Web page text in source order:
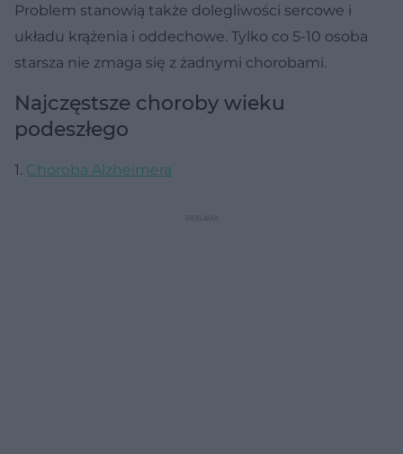
Problem stanowią także dolegliwości sercowe i
układu krążenia i oddechowe. Tylko co 5-10 osoba
starsza nie zmaga się z żadnymi chorobami.
Najczęstsze choroby wieku
podeszłego
1. Choroba Alzheimera